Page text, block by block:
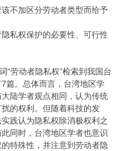
不加区分劳动者类型而给予
私权保护的必要性、可行性
“劳动者隐私权”检索到我国台
篇。总体而言，台湾地区学
陆学者观点相同，认为传统
的权利。但随着科技的发
践认为隐私权除消极权利之
同时，台湾地区学者也意识
特殊性，并注意到劳动者隐